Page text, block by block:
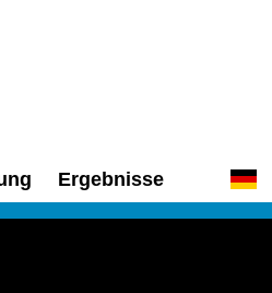
Ergebnisse